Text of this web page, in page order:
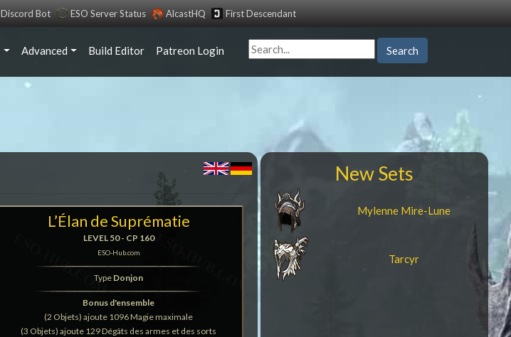
Discord Bot ESO Server Status AlcastHQ First Descendant
Advanced Build Editor Patreon Login Search
L’Élan de Suprématie
LEVEL 50 - CP 160
ESO-Hub.com
Type Donjon
Bonus d'ensemble
(2 Objets) ajoute 1096 Magie maximale
(3 Objets) ajoute 129 Dégâts des armes et des sorts
New Sets
Mylenne Mire-Lune
Tarcyr